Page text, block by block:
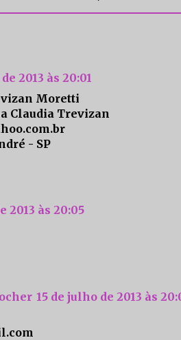
2013 às 20:01
Moretti
Claudia Trevizan
- SP
2013 às 20:05
15 de julho de 2013 às